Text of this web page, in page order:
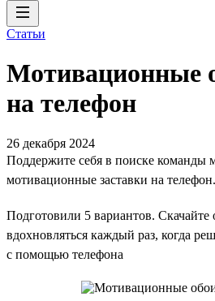
Статьи
Мотивационные
на телефон
26 декабря 2024
Поддержите себя в поиске команды
мотивационные заставки на телефон.
Подготовили 5 вариантов. Скачайте
вдохновляться каждый раз, когда
с помощью телефона